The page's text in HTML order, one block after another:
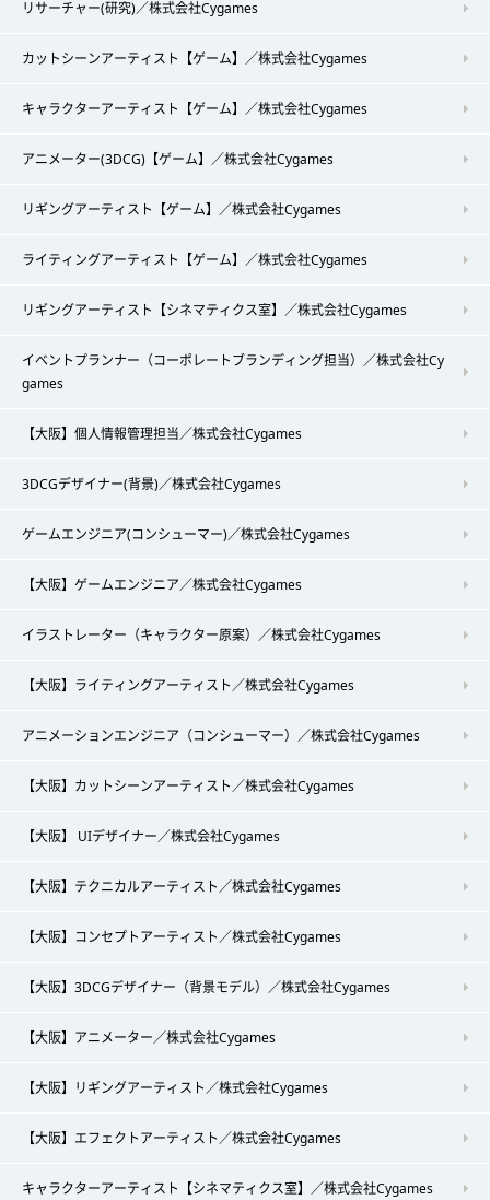
リサーチャー(研究)／株式会社Cygames
カットシーンアーティスト【ゲーム】／株式会社Cygames
キャラクターアーティスト【ゲーム】／株式会社Cygames
アニメーター(3DCG)【ゲーム】／株式会社Cygames
リギングアーティスト【ゲーム】／株式会社Cygames
ライティングアーティスト【ゲーム】／株式会社Cygames
リギングアーティスト【シネマティクス室】／株式会社Cygames
イベントプランナー（コーポレートブランディング担当）／株式会社Cy
games
【大阪】個人情報管理担当／株式会社Cygames
3DCGデザイナー(背景)／株式会社Cygames
ゲームエンジニア(コンシューマー)／株式会社Cygames
【大阪】ゲームエンジニア／株式会社Cygames
イラストレーター（キャラクター原案）／株式会社Cygames
【大阪】ライティングアーティスト／株式会社Cygames
アニメーションエンジニア（コンシューマー）／株式会社Cygames
【大阪】カットシーンアーティスト／株式会社Cygames
【大阪】 UIデザイナー／株式会社Cygames
【大阪】テクニカルアーティスト／株式会社Cygames
【大阪】コンセプトアーティスト／株式会社Cygames
【大阪】3DCGデザイナー（背景モデル）／株式会社Cygames
【大阪】アニメーター／株式会社Cygames
【大阪】リギングアーティスト／株式会社Cygames
【大阪】エフェクトアーティスト／株式会社Cygames
キャラクターアーティスト【シネマティクス室】／株式会社Cygames